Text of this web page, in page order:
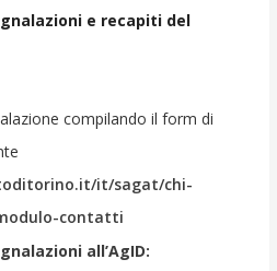
e recapiti del
compilando il form di
it/sagat/chi-
contatti
all’AgID: